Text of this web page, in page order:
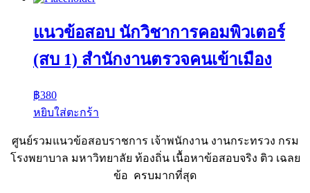
แนวข้อสอบ นักวิชาการคอมพิวเตอร์
(สบ 1) สํานักงานตรวจคนเข้าเมือง
฿380
หยิบใส่ตะกร้า
ศูนย์รวมแนวข้อสอบราชการ เจ้าพนักงาน งานกระทรวง กรม
โรงพยาบาล มหาวิทยาลัย ท้องถิ่น เนื้อหาข้อสอบจริง ติว เฉลย
ข้อ ครบมากที่สุด